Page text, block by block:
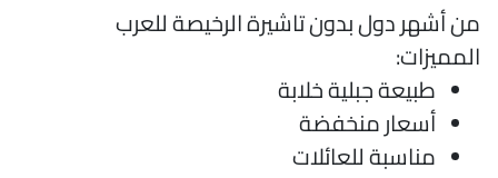
أشهر دول بدون تاشيرة الرخيصة للعرب
طبيعة جبلية خلابة
أسعار منخفضة
مناسبة للعائلات